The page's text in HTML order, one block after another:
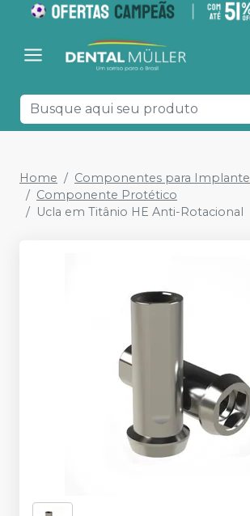
Home
Componentes para Implante
Componente Protético
Ucla em Titânio HE Anti-Rotacional